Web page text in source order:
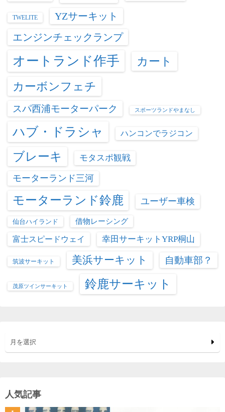
TWELITE
YZサーキット
エンジンチェックランプ
オートランド作手
カート
カーボンフェチ
スパ西浦モーターパーク スポーツランドやまなし
ハブ・ドラシャ ハンコンでラジコン
ブレーキ モタスポ観戦
モーターランド三河
モーターランド鈴鹿 ユーザー車検
仙台ハイランド 借物レーシング
富士スピードウェイ 幸田サーキットYRP桐山
筑波サーキット 美浜サーキット 自動車部？
茂原ツインサーキット 鈴鹿サーキット
月を選択
人気記事